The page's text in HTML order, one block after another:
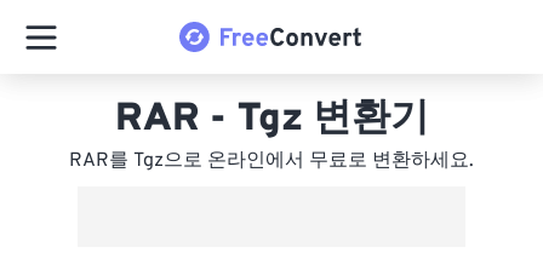
RAR - Tgz 변환기
RAR를 Tgz으로 온라인에서 무료로 변환하세요.